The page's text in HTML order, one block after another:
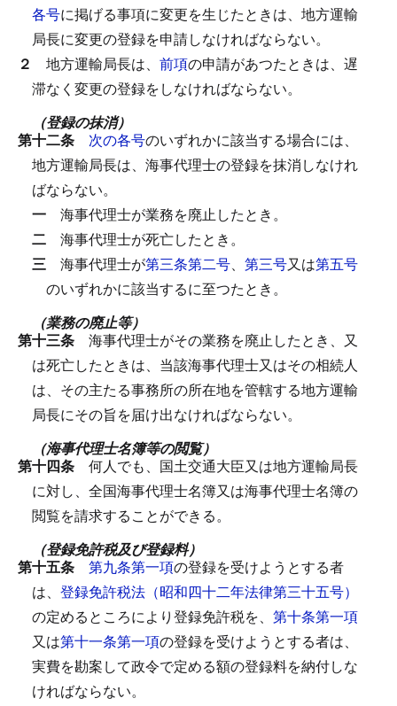
各号に掲げる事項に変更を生じたときは、地方運輸
局長に変更の登録を申請しなければならない。
２ 地方運輸局長は、 前項の申請があつたときは、遅
滞なく変更の登録をしなければならない。
（登録の抹消）
第十二条 次の各号のいずれかに該当する場合には、
地方運輸局長は、海事代理士の登録を抹消しなけれ
ばならない。
一 海事代理士が業務を廃止したとき。
二 海事代理士が死亡したとき。
三 海事代理士が第三条第二号、 第三号又は第五号
のいずれかに該当するに至つたとき。
（業務の廃止等）
第十三条 海事代理士がその業務を廃止したとき、又
は死亡したときは、当該海事代理士又はその相続人
は、その主たる事務所の所在地を管轄する地方運輸
局長にその旨を届け出なければならない。
（海事代理士名簿等の閲覧）
第十四条 何人でも、国土交通大臣又は地方運輸局長
に対し、全国海事代理士名簿又は海事代理士名簿の
閲覧を請求することができる。
（登録免許税及び登録料）
第十五条 第九条第一項の登録を受けようとする者
は、 登録免許税法（昭和四十二年法律第三十五号）
の定めるところにより登録免許税を、 第十条第一項
又は第十一条第一項の登録を受けようとする者は、
実費を勘案して政令で定める額の登録料を納付しな
ければならない。